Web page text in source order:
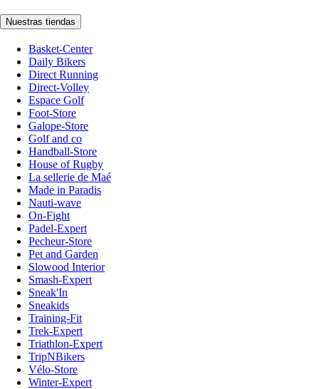
Nuestras tiendas
Basket-Center
Daily Bikers
Direct Running
Direct-Volley
Espace Golf
Foot-Store
Galope-Store
Golf and co
Handball-Store
House of Rugby
La sellerie de Maé
Made in Paradis
Nauti-wave
On-Fight
Padel-Expert
Pecheur-Store
Pet and Garden
Slowood Interior
Smash-Expert
Sneak'In
Sneakids
Training-Fit
Trek-Expert
Triathlon-Expert
TripNBikers
Vélo-Store
Winter-Expert